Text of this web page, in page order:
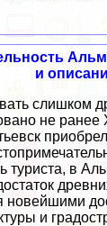
и
слишком
не ранее
туриста, в
новейшими
и